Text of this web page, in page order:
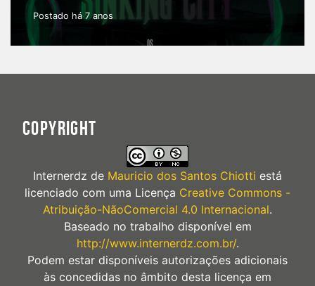
Postado há 7 anos
COPYRIGHT
Internerdz de Mauricio dos Santos Chiotti está
licenciado com uma Licença Creative Commons -
Atribuição-NãoComercial 4.0 Internacional.
Baseado no trabalho disponível em
http://www.internerdz.com.br/.
Podem estar disponíveis autorizações adicionais
às concedidas no âmbito desta licença em